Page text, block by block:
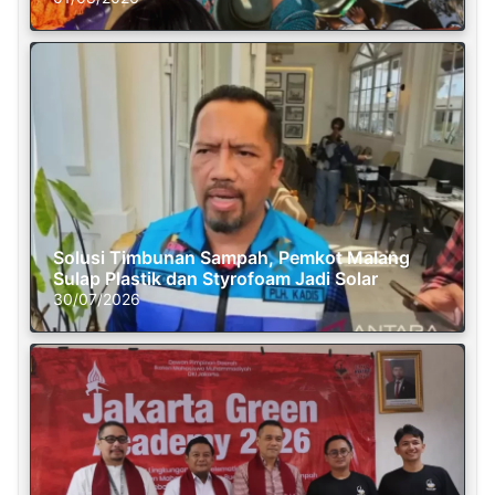
Solusi Timbunan Sampah, Pemkot Malang
Sulap Plastik dan Styrofoam Jadi Solar
30/07/2026